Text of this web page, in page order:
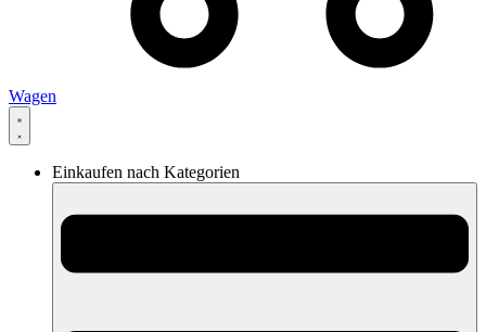
Wagen
Einkaufen nach Kategorien